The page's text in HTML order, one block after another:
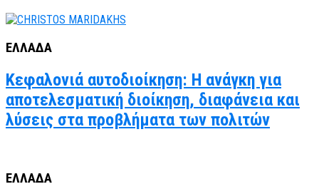
ΕΛΛΑΔΑ
Κεφαλονιά αυτοδιοίκηση: Η ανάγκη για
αποτελεσματική διοίκηση, διαφάνεια και
λύσεις στα προβλήματα των πολιτών
ΕΛΛΑΔΑ